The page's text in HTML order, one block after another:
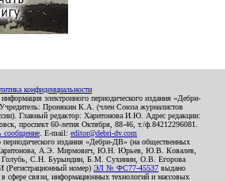
конфиденциальности
информация электронного периодического издания «Дебри-
Пронякин К.А. (член Союза журналистов
Главный редактор: Харитонова И.Ю. Адрес редакции:
проспект 60-летия Октября, 88-46, т./ф.84212296081.
сообщение . E-mail: editor@debri-dv.com
периодического издания «Дебри-ДВ» (на общественных
А.Э. Мирмович, Ю.Н. Юрьев, Ю.В. Ковалев,
С.Н. Бурындин, Б.М. Сухинин, О.В. Егорова
(Регистрационный номер) ЭЛ № ФС77-45537 выдано
сфере связи, информационных технологий и массовых